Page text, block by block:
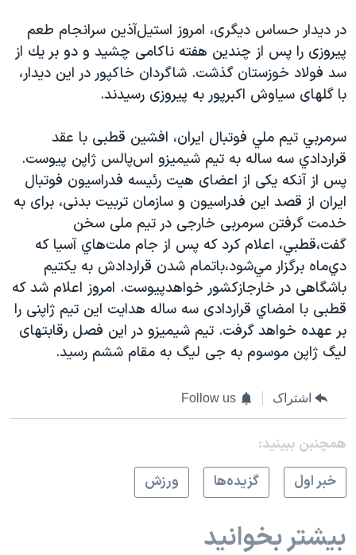
سفر پرزیدنت ترامپ به چین
در دیدار حساس دیگری، امروز استيل‌آذين سرانجام طعم
پیروزی را پس از چندین هفته ناکامی چشید و دو بر يك از
سد فولاد خوزستان گذشت. شاگردان خاکپور در این دیدار،
با گلهای سياوش اكبرپور به پیروزی رسیدند.
سرمربي تيم ملي فوتبال ايران، افشین قطبی با عقد
قراردادي سه ساله به تيم شيميزو اس‌پالس ژاپن پيوست.
پس از آنکه یکی از اعضای هیت رئیسه فدراسیون فوتبال
ایران از قصد این فدراسیون و سازمان تربیت بدنی، برای به
خدمت گرفتن سرمربی خارجی در تیم ملی سخن
گفت،قطبي، اعلام کرد که پس از جام ملت‌هاي آسيا كه
دي‌ماه برگزار مي‌شود،باتمام شدن قراردادش به یکتیم
باشگاهی در خارجازکشور خواهدپیوست. امروز اعلام شد که
قطبی با امضاي قراردادی سه ساله هدايت این تيم ژاپنی را
بر عهده خواهد گرفت. تیم شيميزو در اين فصل رقابتهای
لیگ ژاپن موسوم به جی لیگ به مقام ششم رسيد.
اشتراک Follow us
همچنبن ببینید:
خبر اول
گزيده‌ها ورزش
بیشتر بخوانید